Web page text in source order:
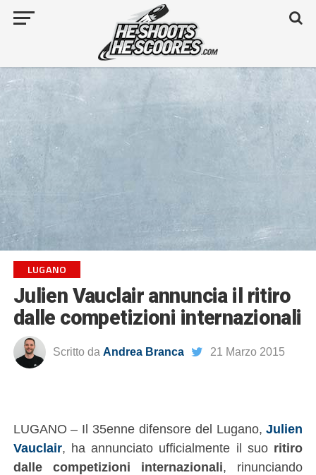
LUGANO
Julien Vauclair annuncia il ritiro
dalle competizioni internazionali
Scritto da Andrea Branca 21 Marzo 2015
LUGANO – Il 35enne difensore del Lugano,Julien
Vauclair, ha annunciato ufficialmente il suo ritiro
dalle competizioni internazionali, rinunciando